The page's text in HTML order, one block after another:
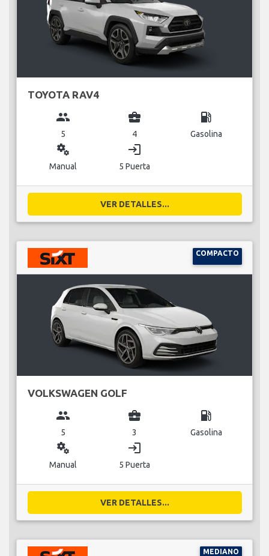
TOYOTA RAV4
group
5
business_center
4
local_gas_station
Gasolina
miscellaneous_services
Manual
login
5 Puerta
VER DETALLES...
COMPACTO
VOLKSWAGEN GOLF
group
5
business_center
3
local_gas_station
Gasolina
miscellaneous_services
Manual
login
5 Puerta
VER DETALLES...
MEDIANO